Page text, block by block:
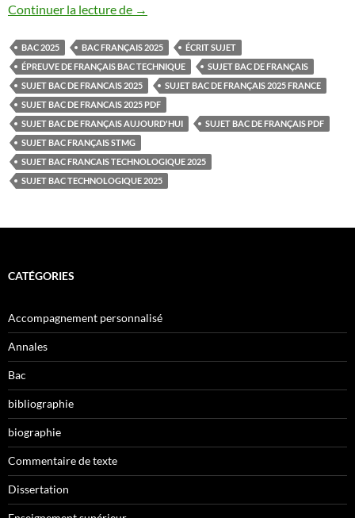
Continuer la lecture de SUJET BAC DE FRANCAIS 2025
→
BAC 2025 BAC FRANÇAIS 2025
ÉCRIT SUJET
ÉPREUVE DE FRANÇAIS BAC TECHNIQUE
SUJET BAC DE FRANÇAIS
SUJET BAC DE FRANCAIS 2025
SUJET BAC DE FRANÇAIS 2025 FRANCE
SUJET BAC DE FRANCAIS 2025 PDF
SUJET BAC DE FRANÇAIS AUJOURD'HUI
SUJET BAC DE FRANÇAIS PDF
SUJET BAC FRANÇAIS STMG
SUJET BAC FRANCAIS TECHNOLOGIQUE 2025
SUJET BAC TECHNOLOGIQUE 2025
CATÉGORIES
Accompagnement personnalisé
Annales
Bac
bibliographie
biographie
Commentaire de texte
Dissertation